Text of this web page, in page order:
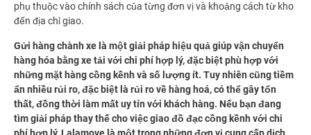
phụ thuộc vào chính sách của từng đơn vị và khoảng cách từ kho
đến địa chỉ giao.
Gửi hàng chành xe là một giải pháp hiệu quả giúp vận chuyển
hàng hóa bằng xe tải với chi phí hợp lý, đặc biệt phù hợp với
những mặt hàng cồng kềnh và số lượng ít. Tuy nhiên cũng tiềm
ẩn nhiều rủi ro, đặc biệt là rủi ro về hàng hoá, có thể gây tổn
thất, đồng thời làm mất uy tín với khách hàng. Nếu bạn đang
tìm giải pháp thay thế cho việc giao đồ đạc cồng kềnh với chi